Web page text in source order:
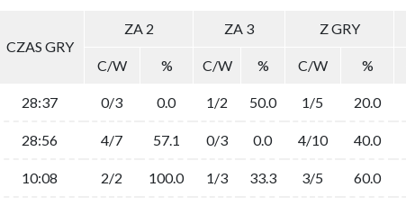
CZAS GRY
ZA 2 ZA 3 Z GRY
C/W
% C/W % C/W %
28:37 0/3 0.0 1/2 50.0 1/5 20.0
28:56 4/7 57.1 0/3 0.0 4/10 40.0
10:08 2/2 100.0 1/3 33.3 3/5 60.0